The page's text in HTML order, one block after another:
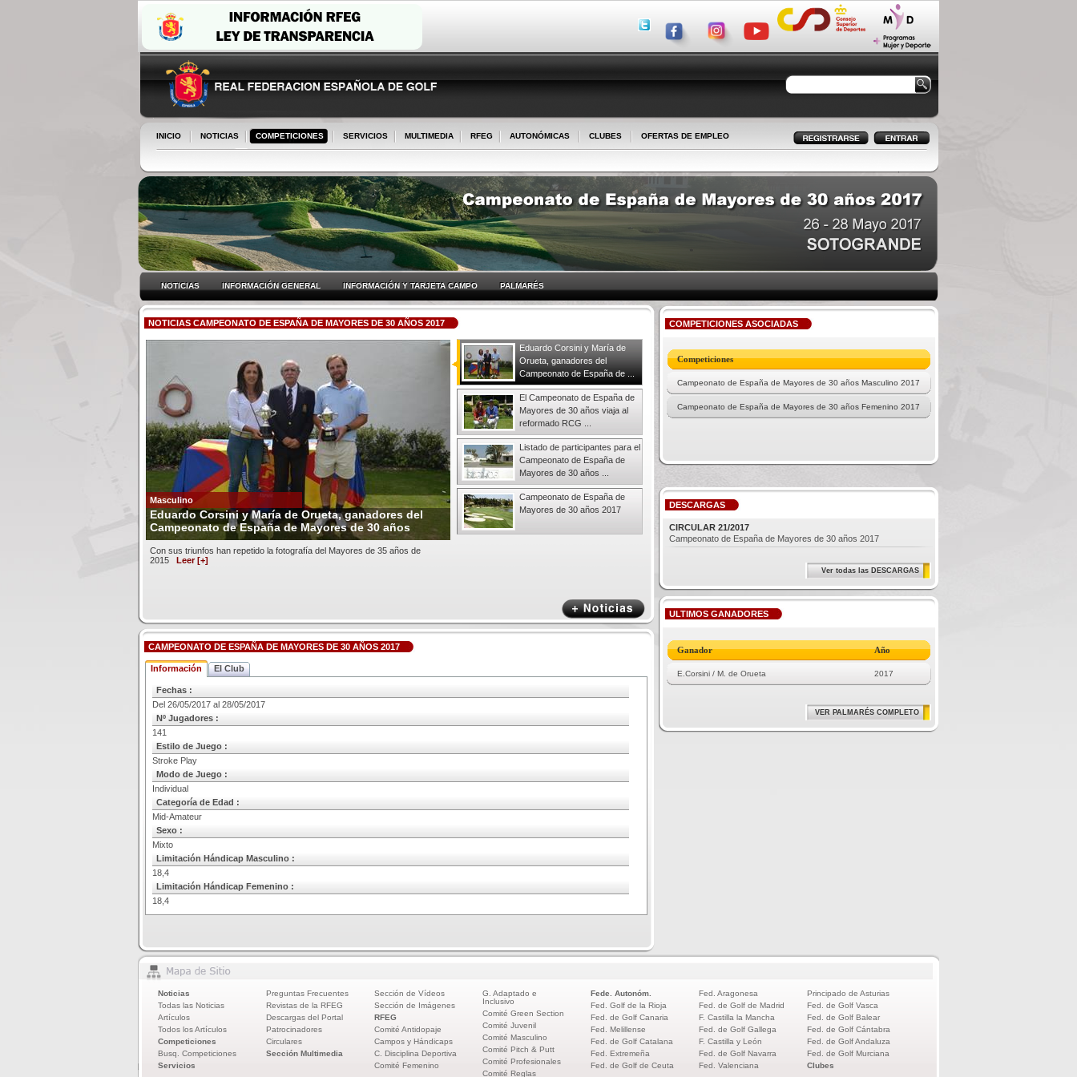
INICIO NOTICIAS COMPETICIONES SERVICIOS MULTIMEDIA RFEG AUTONÓMICAS CLUBES OFERTAS DE EMPLEO
NOTICIAS INFORMACIÓN GENERAL INFORMACIÓN Y TARJETA CAMPO PALMARÉS
NOTICIAS CAMPEONATO DE ESPAÑA DE MAYORES DE 30 AÑOS 2017
Eduardo Corsini y María de
Orueta, ganadores del
Campeonato de España de ...
El Campeonato de España de
Mayores de 30 años viaja al
reformado RCG ...
Listado de participantes para el
Campeonato de España de
Mayores de 30 años ...
Campeonato de España de
Mayores de 30 años 2017
Masculino
Eduardo Corsini y María de Orueta, ganadores del
Campeonato de España de Mayores de 30 años
Con sus triunfos han repetido la fotografía del Mayores de 35 años de
2015 Leer [+]
CAMPEONATO DE ESPAÑA DE MAYORES DE 30 AÑOS 2017
Información El Club
Fechas :
Del 26/05/2017 al 28/05/2017
Nº Jugadores :
141
Estilo de Juego :
Stroke Play
Modo de Juego :
Individual
Categoría de Edad :
Mid-Amateur
Sexo :
Mixto
Limitación Hándicap Masculino :
18,4
Limitación Hándicap Femenino :
18,4
COMPETICIONES ASOCIADAS
Competiciones
Campeonato de España de Mayores de 30 años Masculino 2017
Campeonato de España de Mayores de 30 años Femenino 2017
DESCARGAS
CIRCULAR 21/2017
Campeonato de España de Mayores de 30 años 2017
Ver todas las DESCARGAS
ULTIMOS GANADORES
Ganador Año
E.Corsini / M. de Orueta 2017
VER PALMARÉS COMPLETO
Noticias
Todas las Noticias
Artículos
Todos los Artículos
Competiciones
Busq. Competiciones
Servicios
Preguntas Frecuentes
Revistas de la RFEG
Descargas del Portal
Patrocinadores
Circulares
Sección Multimedia
Sección de Vídeos
Sección de Imágenes
RFEG
Comité Antidopaje
Campos y Hándicaps
C. Disciplina Deportiva
Comité Femenino
G. Adaptado e
Inclusivo
Comité Green Section
Comité Juvenil
Comité Masculino
Comité Pitch & Putt
Comité Profesionales
Comité Reglas
Fede. Autonóm.
Fed. Golf de la Rioja
Fed. de Golf Canaria
Fed. Melillense
Fed. de Golf Catalana
Fed. Extremeña
Fed. de Golf de Ceuta
Fed. Aragonesa
Fed. de Golf de Madrid
F. Castilla la Mancha
Fed. de Golf Gallega
F. Castilla y León
Fed. de Golf Navarra
Fed. Valenciana
Principado de Asturias
Fed. de Golf Vasca
Fed. de Golf Balear
Fed. de Golf Cántabra
Fed. de Golf Andaluza
Fed. de Golf Murciana
Clubes